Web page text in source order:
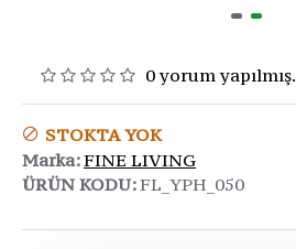
0 yorum yapılmış.
STOKTA YOK
Marka:FINE LIVING
ÜRÜN KODU:FL_YPH_050